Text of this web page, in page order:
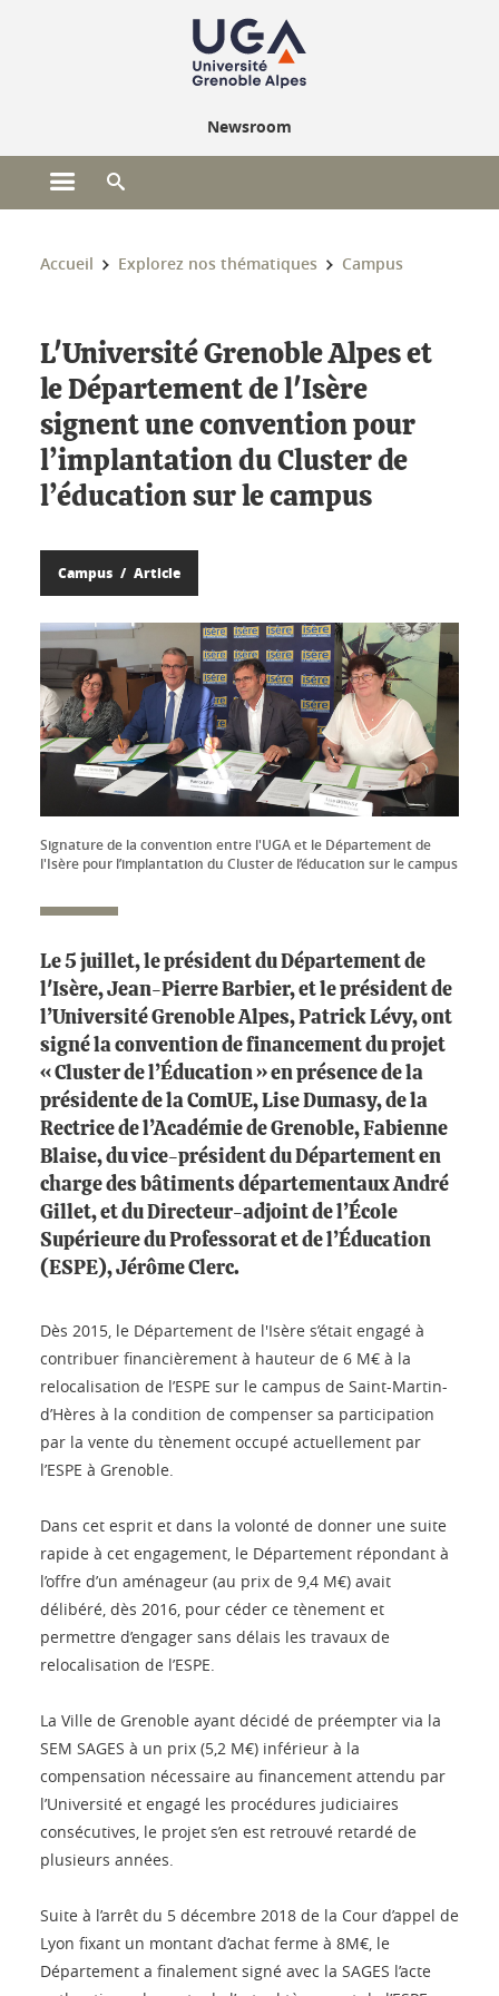
Newsroom
Ouvrir le menu principal
Vous êtes ici :
Accueil Explorez nos thématiques Campus
L'Université Grenoble Alpes et
le Département de l'Isère
signent une convention pour
l’implantation du Cluster de
l’éducation sur le campus
Campus Article
Signature de la convention entre l'UGA et le Département de
l'Isère pour l’implantation du Cluster de l’éducation sur le campus
Le 5 juillet, le président du Département de
l'Isère, Jean-Pierre Barbier, et le président de
l’Université Grenoble Alpes, Patrick Lévy, ont
signé la convention de financement du projet
« Cluster de l’Éducation » en présence de la
présidente de la ComUE, Lise Dumasy, de la
Rectrice de l’Académie de Grenoble, Fabienne
Blaise, du vice-président du Département en
charge des bâtiments départementaux André
Gillet, et du Directeur-adjoint de l’École
Supérieure du Professorat et de l’Éducation
(ESPE), Jérôme Clerc.
Dès 2015, le Département de l'Isère s’était engagé à
contribuer financièrement à hauteur de 6 M€ à la
relocalisation de l’ESPE sur le campus de Saint-Martin-
d’Hères à la condition de compenser sa participation
par la vente du tènement occupé actuellement par
l’ESPE à Grenoble.
Dans cet esprit et dans la volonté de donner une suite
rapide à cet engagement, le Département répondant à
l’offre d’un aménageur (au prix de 9,4 M€) avait
délibéré, dès 2016, pour céder ce tènement et
permettre d’engager sans délais les travaux de
relocalisation de l’ESPE.
La Ville de Grenoble ayant décidé de préempter via la
SEM SAGES à un prix (5,2 M€) inférieur à la
compensation nécessaire au financement attendu par
l’Université et engagé les procédures judiciaires
consécutives, le projet s’en est retrouvé retardé de
plusieurs années.
Suite à l’arrêt du 5 décembre 2018 de la Cour d’appel de
Lyon fixant un montant d’achat ferme à 8M€, le
Département a finalement signé avec la SAGES l’acte